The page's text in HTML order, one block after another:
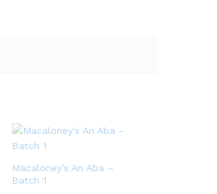
Macaloney’s An Aba –
Batch 1